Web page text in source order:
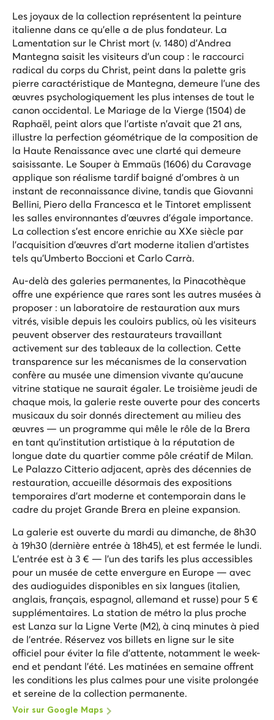
Les joyaux de la collection représentent la peinture
italienne dans ce qu'elle a de plus fondateur. La
Lamentation sur le Christ mort (v. 1480) d'Andrea
Mantegna saisit les visiteurs d'un coup : le raccourci
radical du corps du Christ, peint dans la palette gris
pierre caractéristique de Mantegna, demeure l'une des
œuvres psychologiquement les plus intenses de tout le
canon occidental. Le Mariage de la Vierge (1504) de
Raphaël, peint alors que l'artiste n'avait que 21 ans,
illustre la perfection géométrique de la composition de
la Haute Renaissance avec une clarté qui demeure
saisissante. Le Souper à Emmaüs (1606) du Caravage
applique son réalisme tardif baigné d'ombres à un
instant de reconnaissance divine, tandis que Giovanni
Bellini, Piero della Francesca et le Tintoret emplissent
les salles environnantes d'œuvres d'égale importance.
La collection s'est encore enrichie au XXe siècle par
l'acquisition d'œuvres d'art moderne italien d'artistes
tels qu'Umberto Boccioni et Carlo Carrà.
Au-delà des galeries permanentes, la Pinacothèque
offre une expérience que rares sont les autres musées à
proposer : un laboratoire de restauration aux murs
vitrés, visible depuis les couloirs publics, où les visiteurs
peuvent observer des restaurateurs travaillant
activement sur des tableaux de la collection. Cette
transparence sur les mécanismes de la conservation
confère au musée une dimension vivante qu'aucune
vitrine statique ne saurait égaler. Le troisième jeudi de
chaque mois, la galerie reste ouverte pour des concerts
musicaux du soir donnés directement au milieu des
œuvres — un programme qui mêle le rôle de la Brera
en tant qu'institution artistique à la réputation de
longue date du quartier comme pôle créatif de Milan.
Le Palazzo Citterio adjacent, après des décennies de
restauration, accueille désormais des expositions
temporaires d'art moderne et contemporain dans le
cadre du projet Grande Brera en pleine expansion.
La galerie est ouverte du mardi au dimanche, de 8h30
à 19h30 (dernière entrée à 18h45), et est fermée le lundi.
L'entrée est à 3 € — l'un des tarifs les plus accessibles
pour un musée de cette envergure en Europe — avec
des audioguides disponibles en six langues (italien,
anglais, français, espagnol, allemand et russe) pour 5 €
supplémentaires. La station de métro la plus proche
est Lanza sur la Ligne Verte (M2), à cinq minutes à pied
de l'entrée. Réservez vos billets en ligne sur le site
officiel pour éviter la file d'attente, notamment le week-
end et pendant l'été. Les matinées en semaine offrent
les conditions les plus calmes pour une visite prolongée
et sereine de la collection permanente.
Voir sur Google Maps